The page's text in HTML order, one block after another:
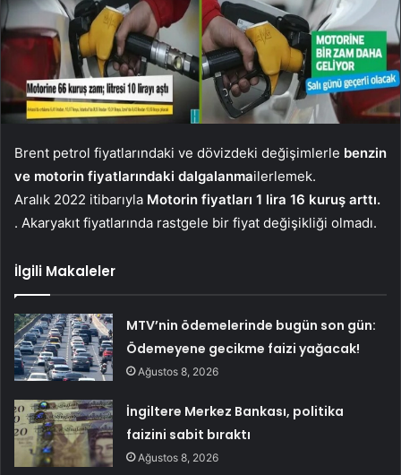
Brent petrol fiyatlarındaki ve dövizdeki değişimlerle benzin
ve motorin fiyatlarındaki dalgalanmailerlemek.
Aralık 2022 itibarıyla Motorin fiyatları 1 lira 16 kuruş arttı.
. Akaryakıt fiyatlarında rastgele bir fiyat değişikliği olmadı.
İlgili Makaleler
MTV’nin ödemelerinde bugün son gün:
Ödemeyene gecikme faizi yağacak!
Ağustos 8, 2026
İngiltere Merkez Bankası, politika
faizini sabit bıraktı
Ağustos 8, 2026